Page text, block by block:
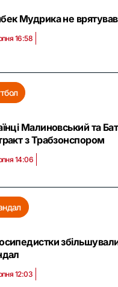
Мудрика не
16:58
Малиновський та
з Трабзонспором
14:06
12:03